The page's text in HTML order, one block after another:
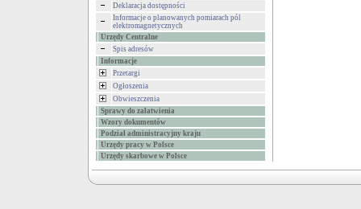
Deklaracja dostępności
Informacje o planowanych pomiarach pól
elektromagnetycznych
Urzędy Centralne
Spis adresów
Informacje
Przetargi
Ogłoszenia
Obwieszczenia
Sprawy do załatwienia
Wzory dokumentów
Podział administracyjny kraju
Urzędy pracy w Polsce
Urzędy skarbowe w Polsce